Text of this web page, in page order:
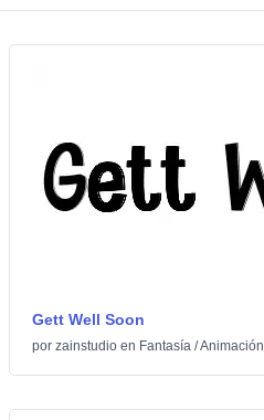
Gett Well Soon
por zainstudioen Fantasía/Animación